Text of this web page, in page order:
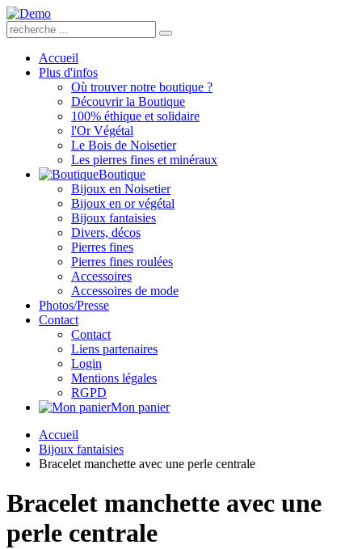
Accueil
Plus d'infos
Où trouver notre boutique ?
Découvrir la Boutique
100% éthique et solidaire
l'Or Végétal
Le Bois de Noisetier
Les pierres fines et minéraux
Boutique
Bijoux en Noisetier
Bijoux en or végétal
Bijoux fantaisies
Divers, décos
Pierres fines
Pierres fines roulées
Accessoires
Accessoires de mode
Photos/Presse
Contact
Contact
Liens partenaires
Login
Mentions légales
RGPD
Mon panier
Accueil
Bijoux fantaisies
Bracelet manchette avec une perle centrale
Bracelet manchette avec une
perle centrale